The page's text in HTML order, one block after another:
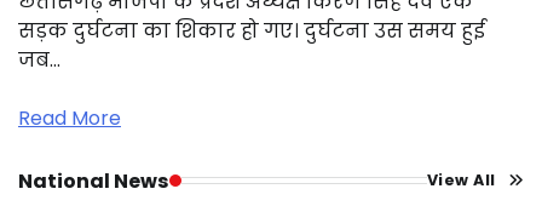
सड़क दुर्घटना का शिकार हो गए। दुर्घटना उस समय हुई
जब…
Read More
National News View All